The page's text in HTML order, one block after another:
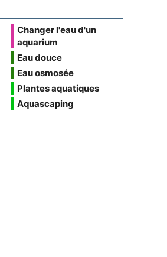
Changer l'eau d'un
aquarium
Eau douce
Eau osmosée
Plantes aquatiques
Aquascaping